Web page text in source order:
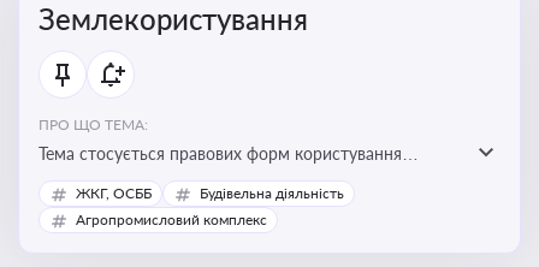
Землекористування
ПРО ЩО ТЕМА:
Тема стосується правових форм користування
землею, зокрема умов доступу, володіння та
користування земельними ділянками різних форм
ЖКГ, ОСББ
Будівельна діяльність
Агропромисловий комплекс